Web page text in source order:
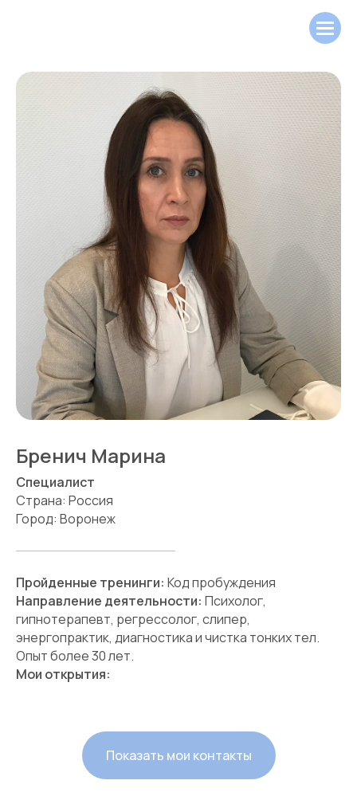
Бренич Марина
Специалист
Страна: Россия
Город: Воронеж
Пройденные тренинги: Код пробуждения
Направление деятельности: Психолог,
гипнотерапевт, регрессолог, слипер,
энергопрактик, диагностика и чистка тонких тел.
Опыт более 30 лет.
Мои открытия:
Показать мои контакты